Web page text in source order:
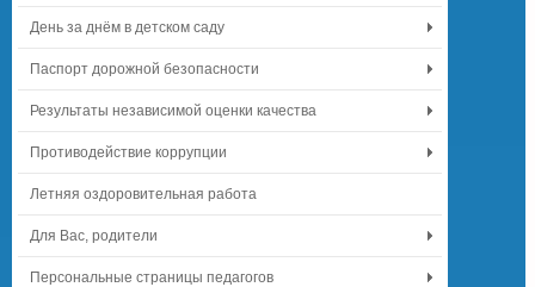
День за днём в детском саду
Паспорт дорожной безопасности
Результаты независимой оценки качества
Противодействие коррупции
Летняя оздоровительная работа
Для Вас, родители
Персональные страницы педагогов